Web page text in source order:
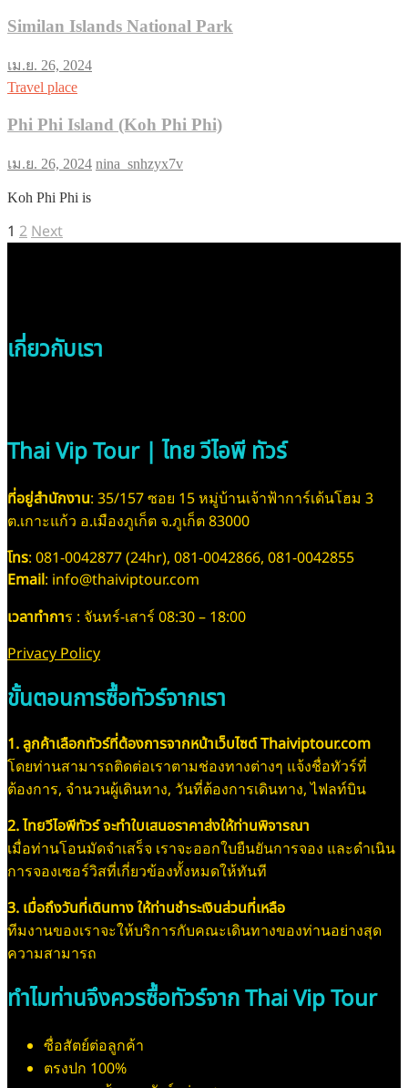
Similan Islands National Park
เม.ย. 26, 2024
Travel place
Phi Phi Island (Koh Phi Phi)
เม.ย. 26, 2024 nina_snhzyx7v
Koh Phi Phi is
Posts
Page
1 Page
2NextNext
เกี่ยวกับเรา
Thai Vip Tour | ไทย วีไอพี ทัวร์
ที่อยู่สำนักงาน: 35/157 ซอย 15 หมู่บ้านเจ้าฟ้าการ์เด้นโฮม 3
ต.เกาะแก้ว อ.เมืองภูเก็ต จ.ภูเก็ต 83000
โทร: 081-0042877 (24hr), 081-0042866, 081-0042855
Email: info@thaiviptour.com
เวลาทำการ : จันทร์-เสาร์ 08:30 – 18:00
Privacy Policy
ขั้นตอนการซื้อทัวร์จากเรา
1. ลูกค้าเลือกทัวร์ที่ต้องการจากหน้าเว็บไซต์ Thaiviptour.com
โดยท่านสามารถติดต่อเราตามช่องทางต่างๆ แจ้งชื่อทัวร์ที่
ต้องการ, จำนวนผู้เดินทาง, วันที่ต้องการเดินทาง, ไฟลท์บิน
2. ไทยวีไอพีทัวร์ จะทำใบเสนอราคาส่งให้ท่านพิจารณา
เมื่อท่านโอนมัดจำเสร็จ เราจะออกใบยืนยันการจอง และดำเนิน
การจองเซอร์วิสที่เกี่ยวข้องทั้งหมดให้ทันที
3. เมื่อถึงวันที่เดินทาง ให้ท่านชำระเงินส่วนที่เหลือ
ทีมงานของเราจะให้บริการกับคณะเดินทางของท่านอย่างสุด
ความสามารถ
ทำไมท่านจึงควรซื้อทัวร์จาก Thai Vip Tour
ซื่อสัตย์ต่อลูกค้า
ตรงปก 100%